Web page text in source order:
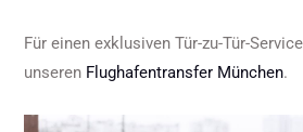
Für einen exklusiven Tür-zu-Tür-
unseren Flughafentransfer München.